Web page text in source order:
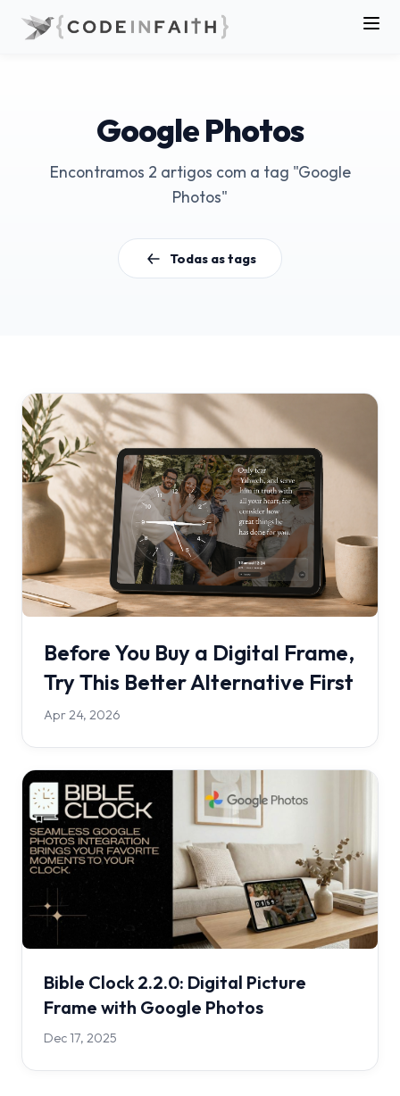
Google Photos
Encontramos 2 artigos com a tag "Google
Photos"
Todas as tags
Before You Buy a Digital Frame,
Try This Better Alternative First
Apr 24, 2026
Bible Clock 2.2.0: Digital Picture
Frame with Google Photos
Dec 17, 2025